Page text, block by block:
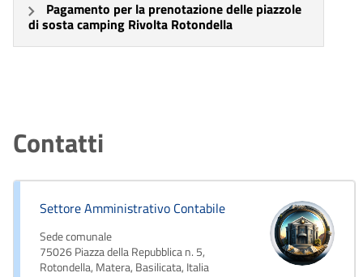
Pagamento per la prenotazione delle piazzole
di sosta camping Rivolta Rotondella
Contatti
Settore Amministrativo Contabile
Sede comunale
75026 Piazza della Repubblica n. 5,
Rotondella, Matera, Basilicata, Italia